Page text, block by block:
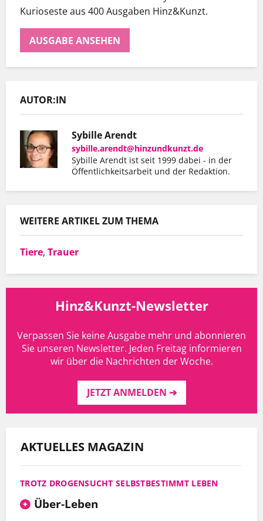
Kurioseste aus 400 Ausgaben Hinz&Kunzt.
AUSGABE ANSEHEN
AUTOR:IN
Sybille Arendt
sybille.arendt@hinzundkunzt.de
Sybille Arendt ist seit 1999 dabei - in der
Öffentlichkeitsarbeit und der Redaktion.
WEITERE ARTIKEL ZUM THEMA
Tiere, Trauer
Hinz&Kunzt-Newsletter
Verpassen Sie keine Ausgabe mehr und abonnieren
Sie unseren Newsletter. Jeden Freitag informieren
wir über die Nachrichten der Woche.
JETZT ANMELDEN ➔
AKTUELLES MAGAZIN
TROTZ DROGENSUCHT SELBSTBESTIMMT LEBEN
Über-Leben